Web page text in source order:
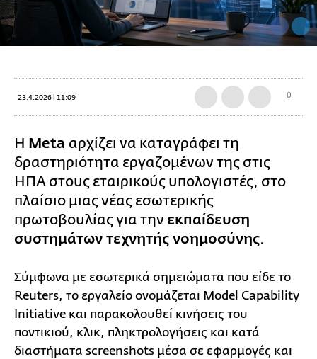
23.4.2026 | 11:09 0
Η Meta αρχίζει να καταγράφει τη
δραστηριότητα εργαζομένων της στις
ΗΠΑ στους εταιρικούς υπολογιστές, στο
πλαίσιο μιας νέας εσωτερικής
πρωτοβουλίας για την εκπαίδευση
συστημάτων τεχνητής νοημοσύνης.
Σύμφωνα με εσωτερικά σημειώματα που είδε το
Reuters, το εργαλείο ονομάζεται Model Capability
Initiative και παρακολουθεί κινήσεις του
ποντικιού, κλικ, πληκτρολογήσεις και κατά
διαστήματα screenshots μέσα σε εφαρμογές και